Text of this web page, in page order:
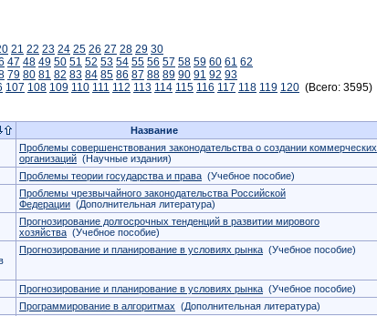
21 22 23 24 25 26 27 28 29 30
47 48 49 50 51 52 53 54 55 56 57 58 59 60 61 62
79 80 81 82 83 84 85 86 87 88 89 90 91 92 93
107 108 109 110 111 112 113 114 115 116 117 118 119 120 (Всего: 3595)
Название
Проблемы совершенствования законодательства о создании коммерческих
организаций (Научные издания)
Проблемы теории государства и права (Учебное пособие)
Проблемы чрезвычайного законодательства Российской
Федерации (Дополнительная литература)
Прогнозирование долгосрочных тенденций в развитии мирового
хозяйства (Учебное пособие)
Прогнозирование и планирование в условиях рынка (Учебное пособие)
Прогнозирование и планирование в условиях рынка (Учебное пособие)
Программирование в алгоритмах (Дополнительная литература)